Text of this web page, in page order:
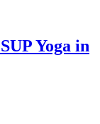
Yoga in